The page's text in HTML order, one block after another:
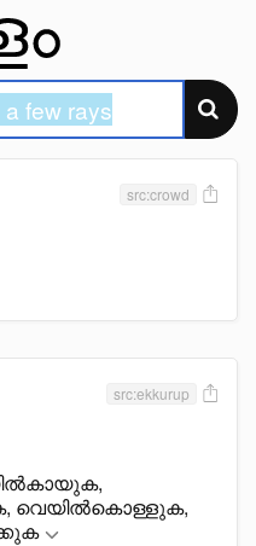
src:crowd
src:ekkurup
വെയിൽകൊള്ളുക,